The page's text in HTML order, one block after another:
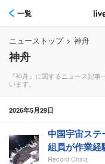
一覧
ニューストップ > 神舟
神舟
『神舟』に関するニュース記
います。
2026年5月29日
中国宇宙ステ
組員が作業経
Record China